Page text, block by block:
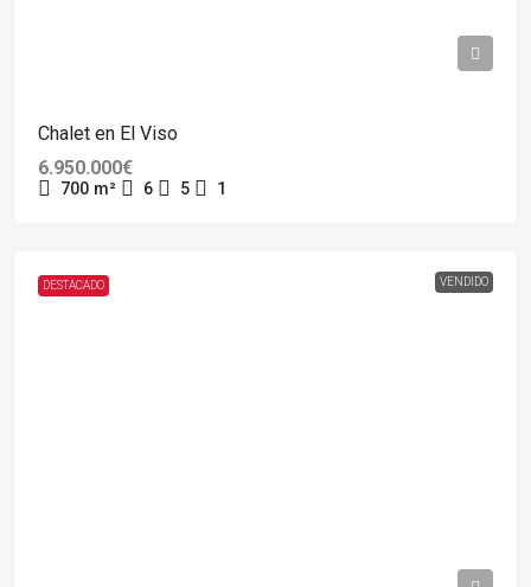
Chalet en El Viso
6.950.000€
700 m² 6 5 1
DESTACADO VENDIDO